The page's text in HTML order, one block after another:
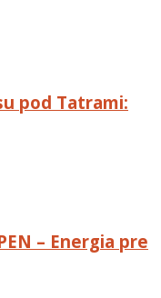
pod Tatrami:
– Energia pre